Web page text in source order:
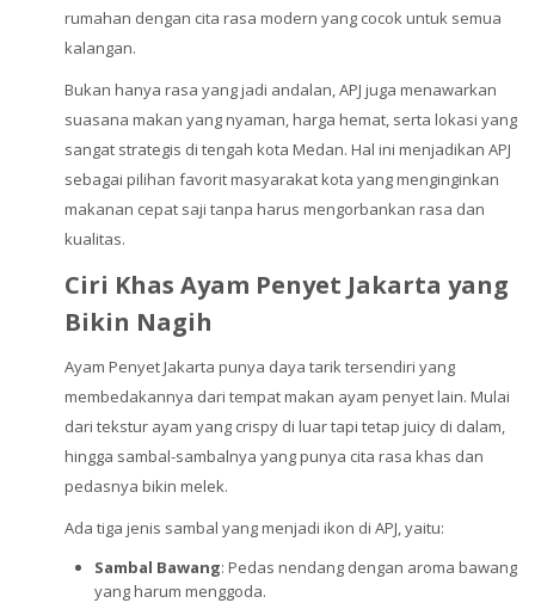
rumahan dengan cita rasa modern yang cocok untuk semua
kalangan.
Bukan hanya rasa yang jadi andalan, APJ juga menawarkan
suasana makan yang nyaman, harga hemat, serta lokasi yang
sangat strategis di tengah kota Medan. Hal ini menjadikan APJ
sebagai pilihan favorit masyarakat kota yang menginginkan
makanan cepat saji tanpa harus mengorbankan rasa dan
kualitas.
Ciri Khas Ayam Penyet Jakarta yang
Bikin Nagih
Ayam Penyet Jakarta punya daya tarik tersendiri yang
membedakannya dari tempat makan ayam penyet lain. Mulai
dari tekstur ayam yang crispy di luar tapi tetap juicy di dalam,
hingga sambal-sambalnya yang punya cita rasa khas dan
pedasnya bikin melek.
Ada tiga jenis sambal yang menjadi ikon di APJ, yaitu:
Sambal Bawang: Pedas nendang dengan aroma bawang
yang harum menggoda.